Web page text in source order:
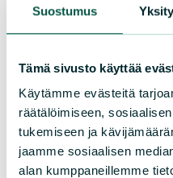
Suostumus
Tämä sivusto käyttää
Käytämme evästeitä
räätälöimiseen,
tukemiseen ja
jaamme sosiaalisen
alan kumppaneillemme
polttoturvesuohon
jyrsimisen loputtua
suosta on nyt
mielenkiintoinen
lintuharrastajille.